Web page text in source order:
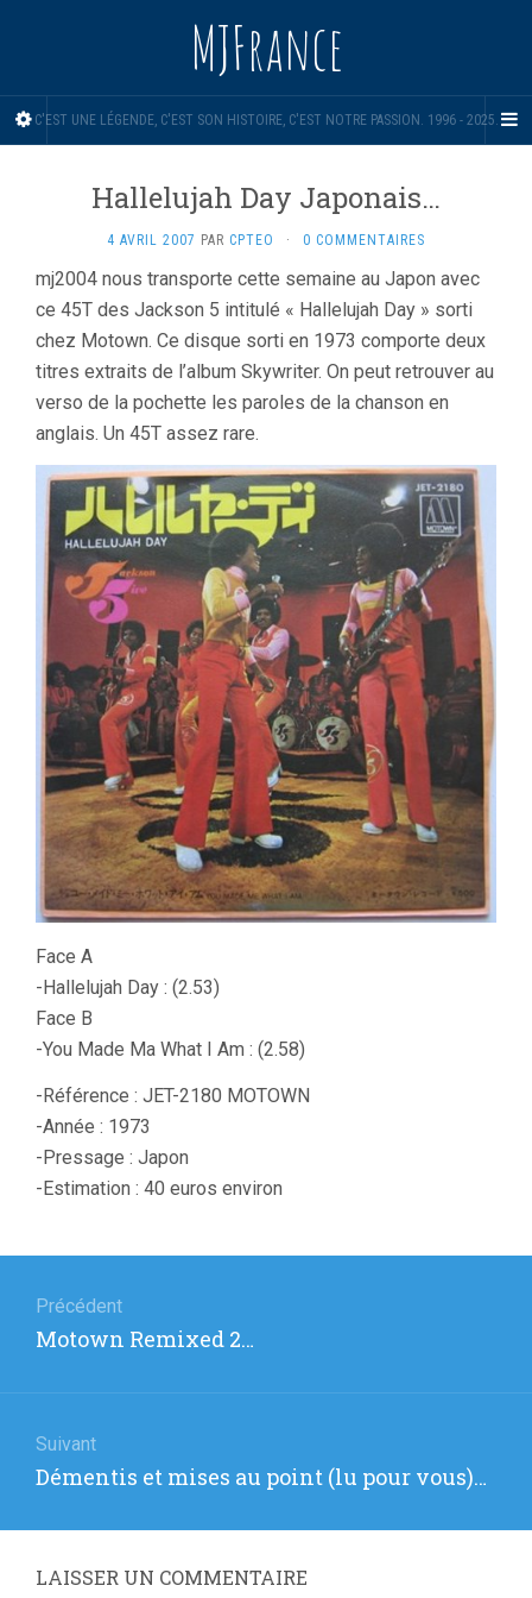
MJFrance
C'EST UNE LÉGENDE, C'EST SON HISTOIRE, C'EST NOTRE PASSION. 1996 - 2025.
Hallelujah Day Japonais…
4 AVRIL 2007 PAR CPTEO · 0 COMMENTAIRES
mj2004 nous transporte cette semaine au Japon avec
ce 45T des Jackson 5 intitulé « Hallelujah Day » sorti
chez Motown. Ce disque sorti en 1973 comporte deux
titres extraits de l’album Skywriter. On peut retrouver au
verso de la pochette les paroles de la chanson en
anglais. Un 45T assez rare.
Face A
-Hallelujah Day : (2.53)
Face B
-You Made Ma What I Am : (2.58)
-Référence : JET-2180 MOTOWN
-Année : 1973
-Pressage : Japon
-Estimation : 40 euros environ
de
l’article
Précédent
Article
Motown Remixed 2…
Suivant
Article
:
Démentis et mises au point (lu pour vous)…
LAISSER UN COMMENTAIRE